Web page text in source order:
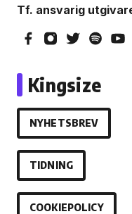
Tf. ansvarig
Kingsize
NYHETSBREV
TIDNING
COOKIEPOLICY